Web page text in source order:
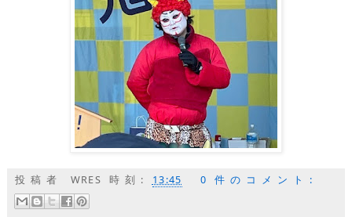
投稿者 WRES 時刻: 13:45 0 件のコメント: